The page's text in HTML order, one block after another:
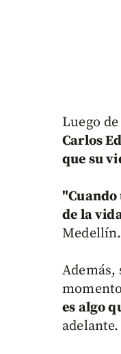
Luego
Carlos
que su
de la
Medellín.
es algo
adelante.